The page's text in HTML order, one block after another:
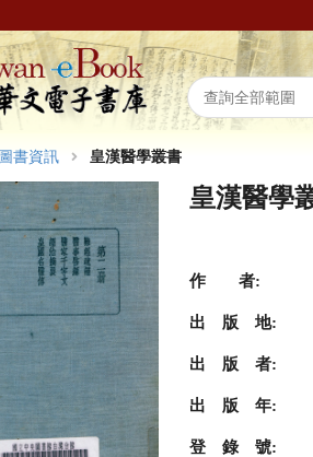
圖書資訊 皇漢醫學叢書
皇漢醫學
作 者:
出 版 地:
出 版 者:
出 版 年:
登 錄 號: